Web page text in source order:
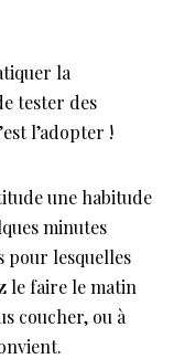
la
tester des
l’adopter !
une habitude
minutes
pour lesquelles
le faire le matin
coucher, ou à